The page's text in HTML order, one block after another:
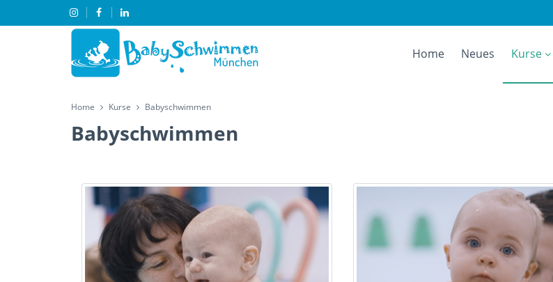
Home Neues Kurse
Home Kurse Babyschwimmen
Babyschwimmen